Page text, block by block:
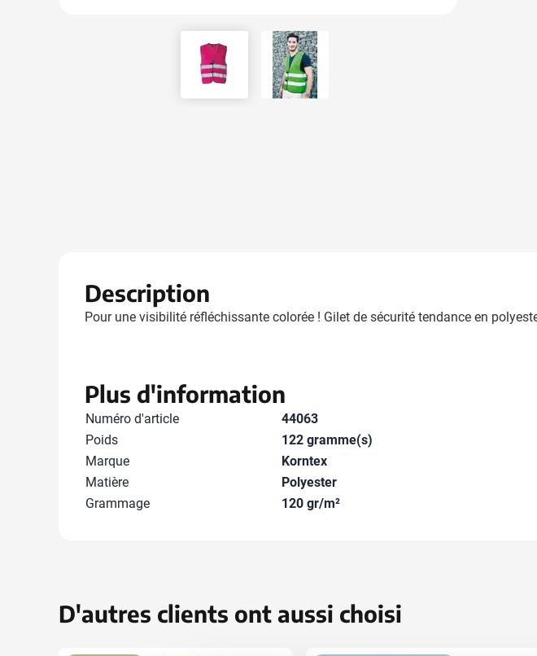
View larger imageView larger image
Description
Pour une visibilité réfléchissante colorée ! Gilet de sécurité tendance en
Plus d'information
Numéro d'article
44063
Poids
122 gramme(s)
Marque
Korntex
Matière
Polyester
Grammage
120 gr/m²
D'autres clients ont aussi choisi